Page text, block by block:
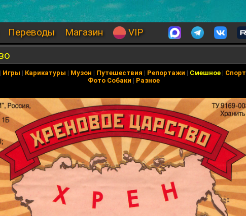
Переводы Магазин VIP
| Игры | Карикатуры | Музон | Путешествия | Репортажи | Смешное| Спорт
Фото Собаки | Разное